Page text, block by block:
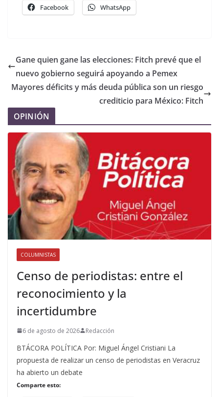
Facebook WhatsApp
Gane quien gane las elecciones: Fitch prevé que el
nuevo gobierno seguirá apoyando a Pemex
Mayores déficits y más deuda pública son un riesgo
crediticio para México: Fitch
OPINIÓN
COLUMNISTAS
Censo de periodistas: entre el
reconocimiento y la
incertidumbre
6 de agosto de 2026 Redacción
BTÁCORA POLÍTICA Por: Miguel Ángel Cristiani La
propuesta de realizar un censo de periodistas en Veracruz
ha abierto un debate
Comparte esto: